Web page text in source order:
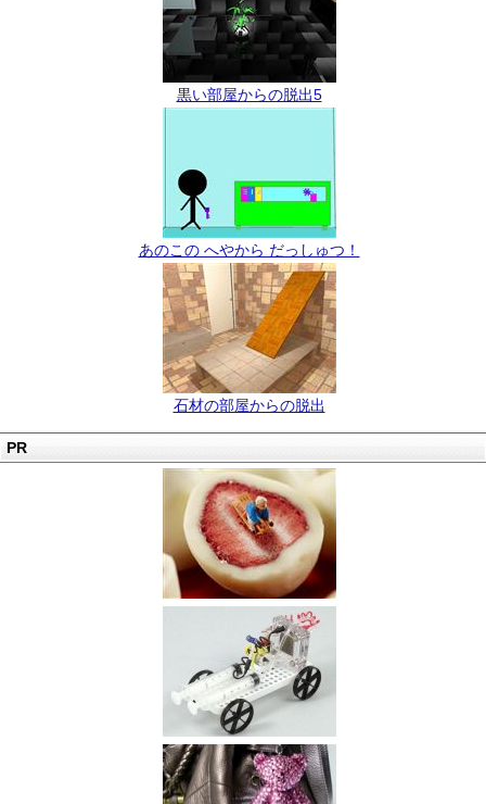
黒い部屋からの脱出5
あのこの へやから だっしゅつ！
石材の部屋からの脱出
PR